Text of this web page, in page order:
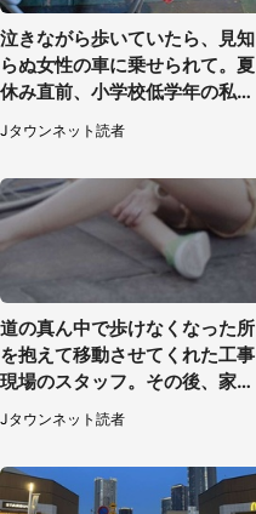
泣きながら歩いていたら、見知
らぬ女性の車に乗せられて。夏
休み直前、小学校低学年の私に
起きたこと（広島県・30代女
性）
Jタウンネット読者
道の真ん中で歩けなくなった所
を抱えて移動させてくれた工事
現場のスタッフ。その後、家ま
で私を送ると（大阪府・40代女
性）
Jタウンネット読者